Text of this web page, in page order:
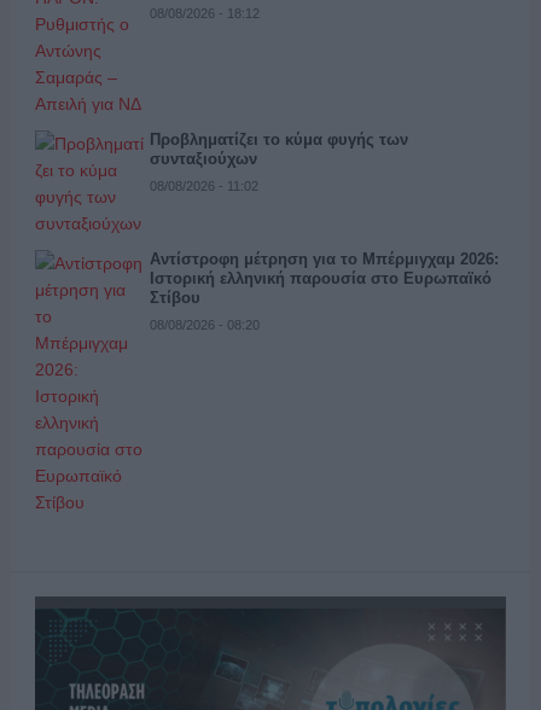
08/08/2026 - 18:12
Προβληματίζει το κύμα φυγής των
συνταξιούχων
08/08/2026 - 11:02
Αντίστροφη μέτρηση για το Μπέρμιγχαμ 2026:
Ιστορική ελληνική παρουσία στο Ευρωπαϊκό
Στίβου
08/08/2026 - 08:20